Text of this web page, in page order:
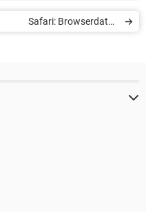
Safari: Browserdaten